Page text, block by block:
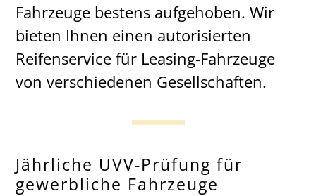
Fahrzeuge bestens aufgehoben. Wir
bieten Ihnen einen autorisierten
Reifenservice für Leasing-Fahrzeuge
von verschiedenen Gesellschaften.
Jährliche UVV-Prüfung für
gewerbliche Fahrzeuge